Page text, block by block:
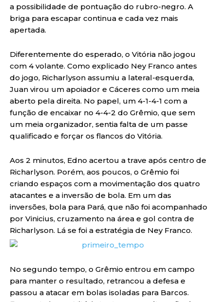
a possibilidade de pontuação do rubro-negro. A
briga para escapar continua e cada vez mais
apertada.
Diferentemente do esperado, o Vitória não jogou
com 4 volante. Como explicado Ney Franco antes
do jogo, Richarlyson assumiu a lateral-esquerda,
Juan virou um apoiador e Cáceres como um meia
aberto pela direita. No papel, um 4-1-4-1 com a
função de encaixar no 4-4-2 do Grêmio, que sem
um meia organizador, sentia falta de um passe
qualificado e forçar os flancos do Vitória.
Aos 2 minutos, Edno acertou a trave após centro de
Richarlyson. Porém, aos poucos, o Grêmio foi
criando espaços com a movimentação dos quatro
atacantes e a inversão de bola. Em um das
inversões, bola para Pará, que não foi acompanhado
por Vinicius, cruzamento na área e gol contra de
Richarlyson. Lá se foi a estratégia de Ney Franco.
No segundo tempo, o Grêmio entrou em campo
para manter o resultado, retrancou a defesa e
passou a atacar em bolas isoladas para Barcos.